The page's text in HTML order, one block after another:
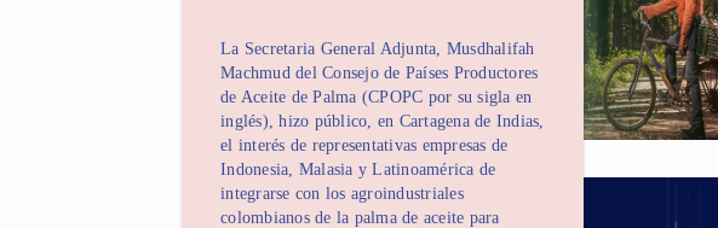
La Secretaria General Adjunta, Musdhalifah
Machmud del Consejo de Países Productores
de Aceite de Palma (CPOPC por su sigla en
inglés), hizo público, en Cartagena de Indias,
el interés de representativas empresas de
Indonesia, Malasia y Latinoamérica de
integrarse con los agroindustriales
colombianos de la palma de aceite para